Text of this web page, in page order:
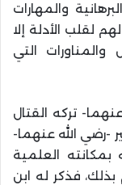
والمهارات
لقلب الأدلة إلا
التي
تركه القتال
-رضي الله عنهما-
بمكانته العلمية
بذلك، فذكر له ابن